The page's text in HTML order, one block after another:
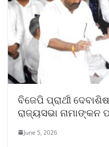
ବିଜେପି ପ୍ରାର୍ଥୀ
ରାଜ୍ୟସଭା ନାମାଙ୍କନ
June 5, 2026